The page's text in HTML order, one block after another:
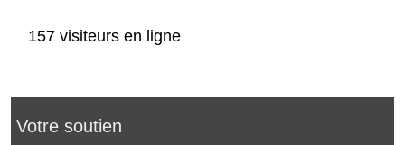
157 visiteurs en ligne
Votre soutien